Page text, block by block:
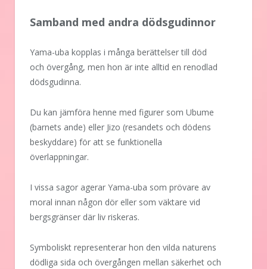
Samband med andra dödsgudinnor
Yama-uba kopplas i många berättelser till död
och övergång, men hon är inte alltid en renodlad
dödsgudinna.
Du kan jämföra henne med figurer som Ubume
(barnets ande) eller Jizo (resandets och dödens
beskyddare) för att se funktionella
överlappningar.
I vissa sagor agerar Yama-uba som prövare av
moral innan någon dör eller som väktare vid
bergsgränser där liv riskeras.
Symboliskt representerar hon den vilda naturens
dödliga sida och övergången mellan säkerhet och